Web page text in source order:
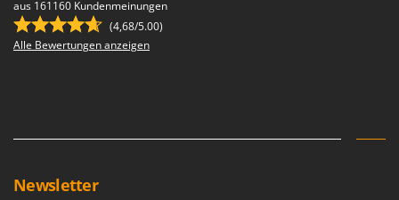
aus 161160 Kundenmeinungen
(4,68/5.00)
Alle Bewertungen anzeigen
Newsletter